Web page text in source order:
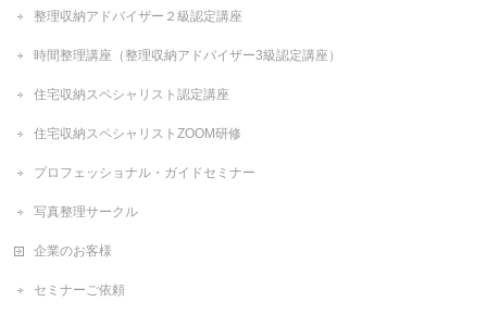
整理収納アドバイザー２級認定講座
時間整理講座（整理収納アドバイザー3級認定講座）
住宅収納スペシャリスト認定講座
住宅収納スペシャリストZOOM研修
プロフェッショナル・ガイドセミナー
写真整理サークル
企業のお客様
セミナーご依頼